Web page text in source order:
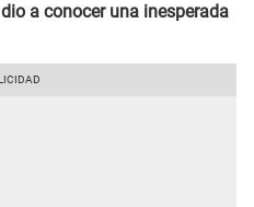
dio a conocer una inesperada